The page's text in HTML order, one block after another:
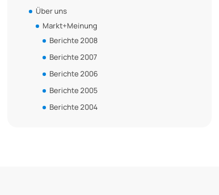
Über uns
Markt+Meinung
Berichte 2008
Berichte 2007
Berichte 2006
Berichte 2005
Berichte 2004